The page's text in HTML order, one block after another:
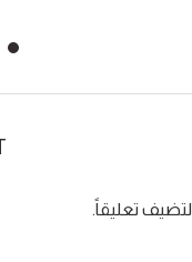
لتضيف تعليقاً.